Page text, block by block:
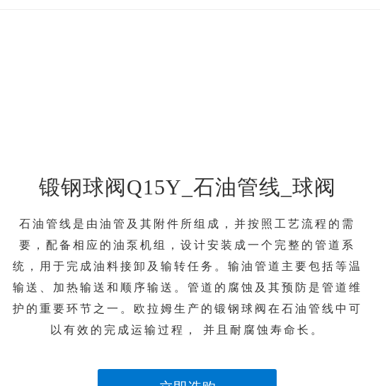
锻钢球阀Q15Y_石油管线_球阀
石油管线是由油管及其附件所组成，并按照工艺流程的需
要，配备相应的油泵机组，设计安装成一个完整的管道系
统，用于完成油料接卸及输转任务。输油管道主要包括等温
输送、加热输送和顺序输送。管道的腐蚀及其预防是管道维
护的重要环节之一。欧拉姆生产的锻钢球阀在石油管线中可
以有效的完成运输过程， 并且耐腐蚀寿命长。